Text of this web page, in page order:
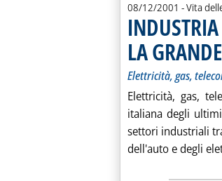
08/12/2001 - Vita
LA
Elettricità, gas,
Elettricità, gas,
italiana degli
settori industriali
dell'auto e degli